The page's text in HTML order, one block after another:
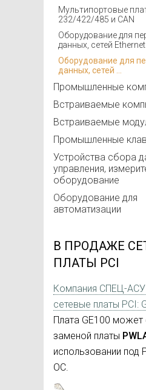
Мультипортовые
232/422/485 и CAN
Оборудование для
данных, сетей
Оборудование для
данных, сетей ...
Промышленные
Встраиваемые
Встраиваемые
Промышленные
Устройства сбора
управления,
оборудование
Оборудование для
автоматизации
В ПРОДАЖЕ
ПЛАТЫ PCI
Компания СПЕЦ-АСУ
сетевые платы PCI:
Плата GE100 может
заменой платы
использовании под
ОС.